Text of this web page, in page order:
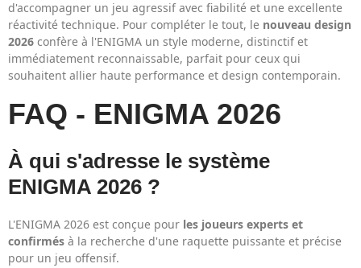
d'accompagner un jeu agressif avec fiabilité et une excellente
réactivité technique. Pour compléter le tout, le nouveau design
2026 confère à l'ENIGMA un style moderne, distinctif et
immédiatement reconnaissable, parfait pour ceux qui
souhaitent allier haute performance et design contemporain.
FAQ - ENIGMA 2026
À qui s'adresse le système
ENIGMA 2026 ?
L'ENIGMA 2026 est conçue pour les joueurs experts et
confirmés à la recherche d'une raquette puissante et précise
pour un jeu offensif.